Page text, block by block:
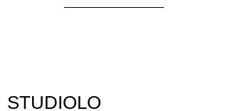
STUDIOLO